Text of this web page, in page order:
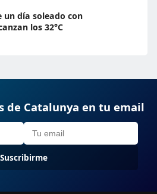
un día soleado con
los 32°C
de Catalunya en tu email
Suscribirme